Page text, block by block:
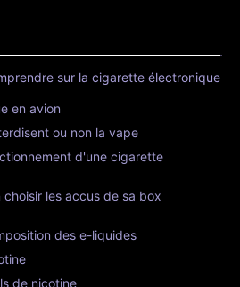
sur la cigarette électronique
en avion
ou non la vape
d'une cigarette
les accus de sa box
des e-liquides
de nicotine